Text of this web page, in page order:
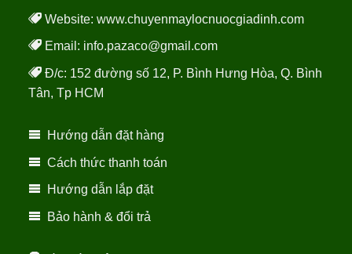
Website: www.chuyenmaylocnuocgiadinh.com
Email: info.pazaco@gmail.com
Đ/c: 152 đường số 12, P. Bình Hưng Hòa, Q. Bình
Tân, Tp HCM
Hướng dẫn đặt hàng
Cách thức thanh toán
Hướng dẫn lắp đặt
Bảo hành & đổi trả